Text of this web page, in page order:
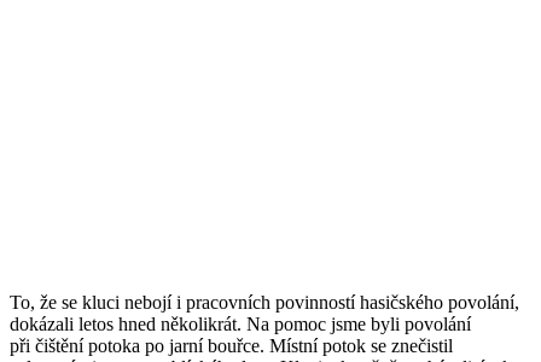
To, že se kluci nebojí i pracovních povinností hasičského povolání,
dokázali letos hned několikrát. Na pomoc jsme byli povolání
při čištění potoka po jarní bouřce. Místní potok se znečistil